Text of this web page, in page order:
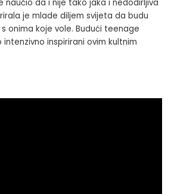
naučio da i nije tako jaka i nedodirljiva
je mlade diljem svijeta da budu
onima koje vole. Budući teenage
inspirirani ovim kultnim